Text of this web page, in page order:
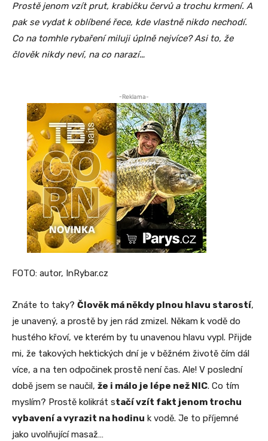
Prostě jenom vzít prut, krabičku červů a trochu krmení. A
pak se vydat k oblíbené řece, kde vlastně nikdo nechodí.
Co na tomhle rybaření miluji úplně nejvíce? Asi to, že
člověk nikdy neví, na co narazí…
-Reklama-
FOTO: autor, InRybar.cz
Znáte to taky? Člověk má někdy plnou hlavu starostí,
je unavený, a prostě by jen rád zmizel. Někam k vodě do
hustého křoví, ve kterém by tu unavenou hlavu vypl. Přijde
mi, že takových hektických dní je v běžném životě čím dál
více, a na ten odpočinek prostě není čas. Ale! V poslední
době jsem se naučil, že i málo je lépe než NIC. Co tím
myslím? Prostě kolikrát stačí vzít fakt jenom trochu
vybavení a vyrazit na hodinu k vodě. Je to příjemné
jako uvolňující masaž…